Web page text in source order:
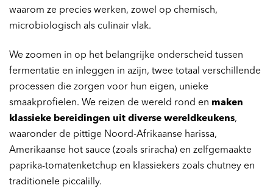
waarom ze precies werken, zowel op chemisch,
microbiologisch als culinair vlak.
We zoomen in op het belangrijke onderscheid tussen
fermentatie en inleggen in azijn, twee totaal verschillende
processen die zorgen voor hun eigen, unieke
smaakprofielen. We reizen de wereld rond en maken
klassieke bereidingen uit diverse wereldkeukens,
waaronder de pittige Noord-Afrikaanse harissa,
Amerikaanse hot sauce (zoals sriracha) en zelfgemaakte
paprika-tomatenketchup en klassiekers zoals chutney en
traditionele piccalilly.